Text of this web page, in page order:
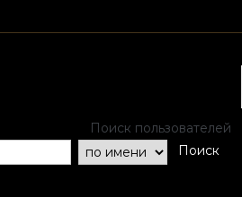
Поиск пользователей
Поиск